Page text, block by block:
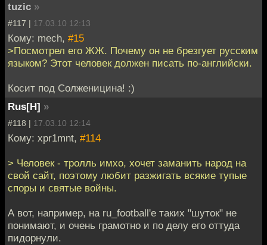
tuzic »
#117 | 17.03.10 12:13
Кому: mech, #15
>Посмотрел его ЖЖ. Почему он не брезгует русским
языком? Этот человек должен писать по-английски.
Косит под Солженицина! :)
Rus[H] »
#118 | 17.03.10 12:14
Кому: xpr1mnt, #114
> Человек - тролль имхо, хочет заманить народ на
свой сайт, поэтому любит разжигать всякие тупые
споры и святые войны.
А вот, например, на ru_football'e таких "шуток" не
понимают, и очень грамотно и по делу его оттуда
пидорнули.